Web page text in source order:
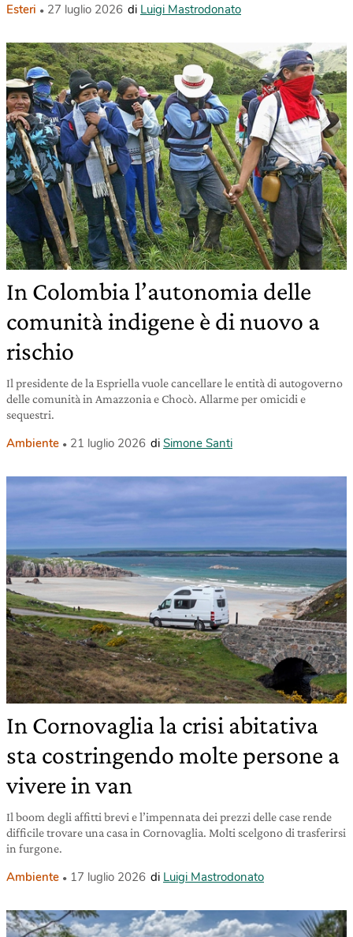
Esteri 27 luglio 2026 di Luigi Mastrodonato
In Colombia l’autonomia delle
comunità indigene è di nuovo a
rischio
Il presidente de la Espriella vuole cancellare le entità di autogoverno
delle comunità in Amazzonia e Chocò. Allarme per omicidi e
sequestri.
Ambiente 21 luglio 2026 di Simone Santi
In Cornovaglia la crisi abitativa
sta costringendo molte persone a
vivere in van
Il boom degli affitti brevi e l’impennata dei prezzi delle case rende
difficile trovare una casa in Cornovaglia. Molti scelgono di trasferirsi
in furgone.
Ambiente 17 luglio 2026 di Luigi Mastrodonato